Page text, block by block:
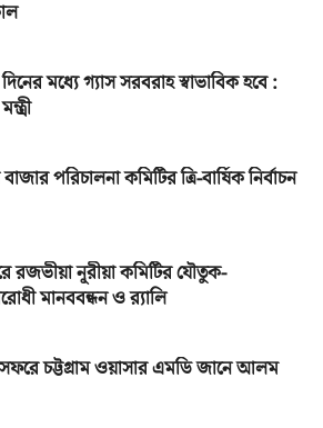
মধ্যে গ্যাস সরবরাহ স্বাভাবিক হবে :
পরিচালনা কমিটির ত্রি-বার্ষিক নির্বাচন
রজভীয়া নূরীয়া কমিটির যৌতুক-
মানববন্ধন ও র‌্যালি
চট্টগ্রাম ওয়াসার এমডি জানে আলম